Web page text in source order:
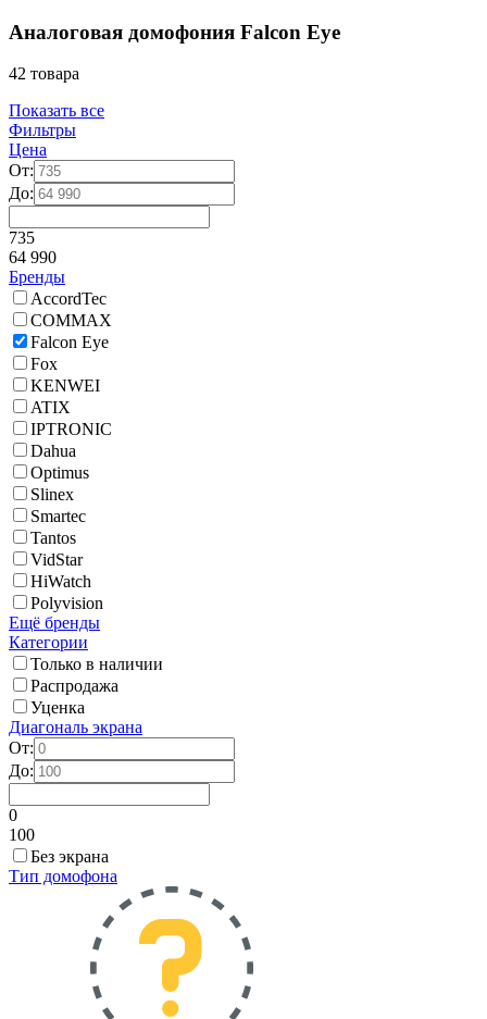
Аналоговая домофония Falcon Eye
42 товара
Показать все
Фильтры
Цена
От:
До:
735
64 990
Бренды
AccordTec
COMMAX
Falcon Eye
Fox
KENWEI
ATIX
IPTRONIC
Dahua
Optimus
Slinex
Smartec
Tantos
VidStar
HiWatch
Polyvision
Ещё бренды
Категории
Только в наличии
Распродажа
Уценка
Диагональ экрана
От:
До:
0
100
Без экрана
Тип домофона